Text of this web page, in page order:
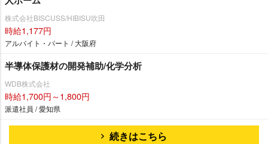
株式会社BISCUSS/HIBISU吹田
時給1,177円
アルバイト・パート / 大阪府
半導体保護材の開発補助/化学分析
WDB株式会社
時給1,700円～1,800円
派遣社員 / 愛知県
続きはこちら